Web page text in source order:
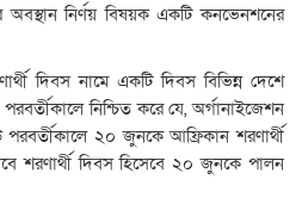
অবস্থান নির্ণয় বিষয়ক একটি কনভেনশনের
দিবস নামে একটি দিবস বিভিন্ন দেশে
নিশ্চিত করে যে, অর্গানাইজেশন
২০ জুনকে আফ্রিকান শরণার্থী
শরণার্থী দিবস হিসেবে ২০ জুনকে পালন